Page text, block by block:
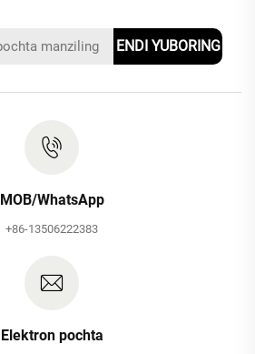
ENDI YUBORING
MOB/WhatsApp
+86-13506222383
Elektron pochta